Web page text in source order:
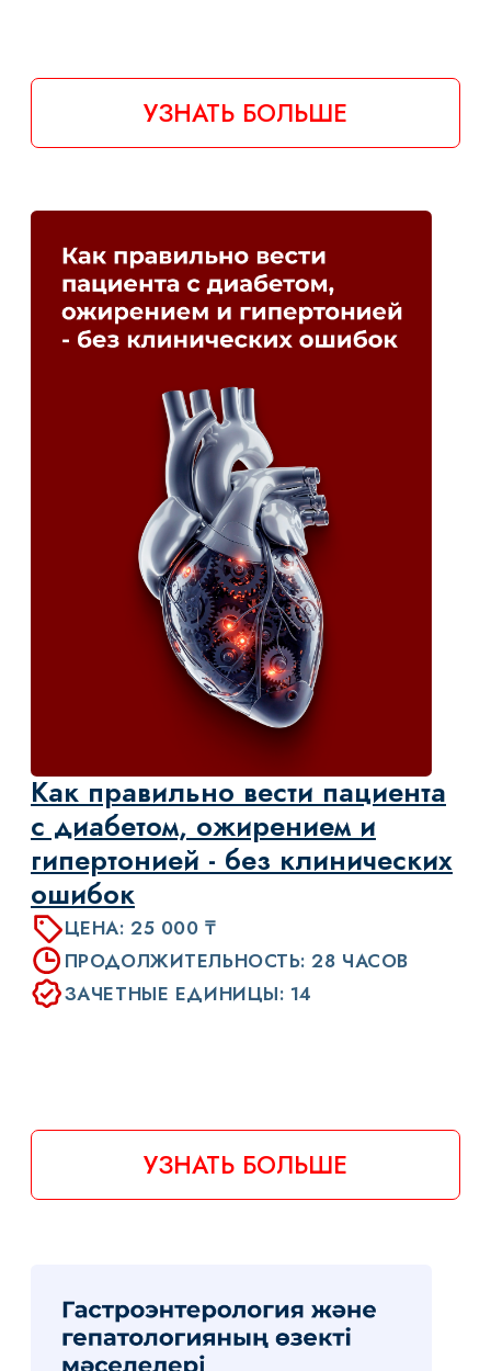
УЗНАТЬ БОЛЬШЕ
Ранняя диагностика рака
печени. Онкологическая
настороженность
14 АКАДЕМ. ЧАСОВ
ЗАЧЕТНЫЕ ЕДИНИЦЫ: 7
Междисциплинарный
подход к ведению пациента
с раком щитовидной железы
УЗНАТЬ БОЛЬШЕ
ЦЕНА: 25 000 ₸